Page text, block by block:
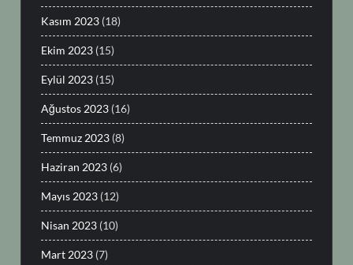
Kasım 2023 (18)
Ekim 2023 (15)
Eylül 2023 (15)
Ağustos 2023 (16)
Temmuz 2023 (8)
Haziran 2023 (6)
Mayıs 2023 (12)
Nisan 2023 (10)
Mart 2023 (7)